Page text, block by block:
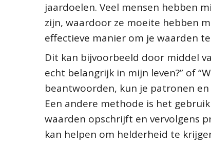
jaardoelen. Veel mensen hebben
zijn, waardoor ze moeite hebben
effectieve manier om je waarden
Dit kan bijvoorbeeld door middel
echt belangrijk in mijn leven?” of
beantwoorden, kun je patronen
Een andere methode is het
waarden opschrijft en vervolgens
kan helpen om helderheid te